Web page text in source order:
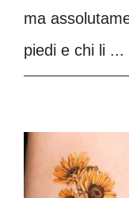
ma
piedi e chi li ...